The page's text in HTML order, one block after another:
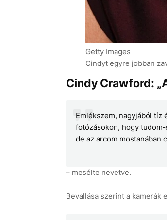
Getty Images
Cindyt egyre jobban
Cindy Crawford:
Emlékszem, nagyjából tíz
fotózásokon, hogy
de az arcom mostanában
– mesélte nevetve.
Bevallása szerint a kamerák